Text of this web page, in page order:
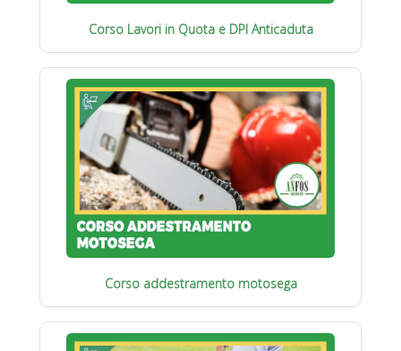
Corso Lavori in Quota e DPI Anticaduta
Corso addestramento motosega